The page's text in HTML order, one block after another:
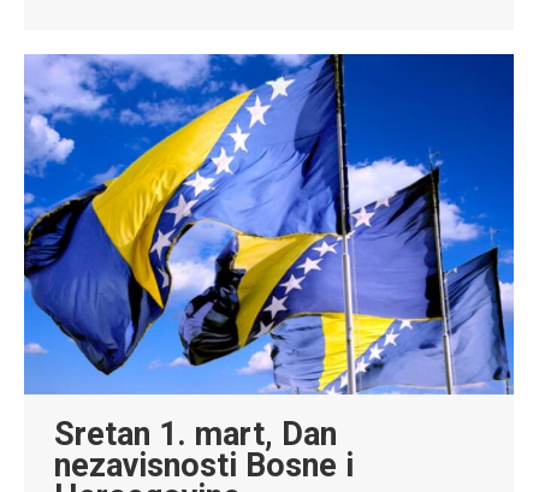
Sretan 1. mart, Dan
nezavisnosti Bosne i